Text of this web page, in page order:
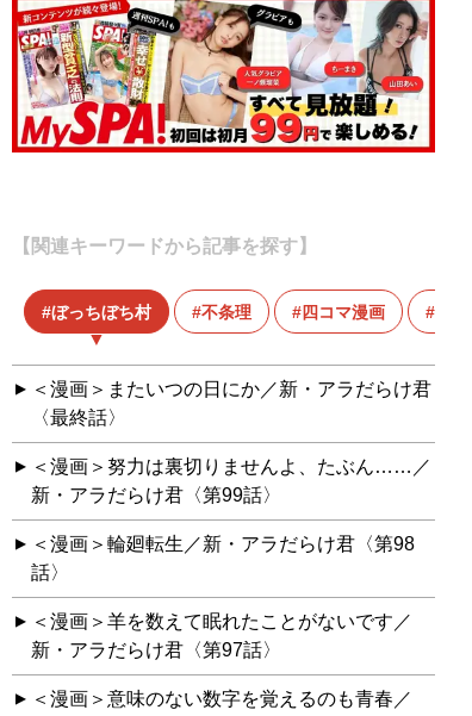
【関連キーワードから記事を探す】
ぼっちぼち村 不条理 四コマ漫画
＜漫画＞またいつの日にか／新・アラだらけ君
〈最終話〉
＜漫画＞努力は裏切りませんよ、たぶん……／
新・アラだらけ君〈第99話〉
＜漫画＞輪廻転生／新・アラだらけ君〈第98
話〉
＜漫画＞羊を数えて眠れたことがないです／
新・アラだらけ君〈第97話〉
＜漫画＞意味のない数字を覚えるのも青春／